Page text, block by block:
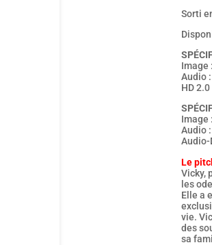
Sorti
Image
Audio
HD 2.0
Image
Audio
Audio-
Le
Vicky,
les
Elle a
vie.
des
sa